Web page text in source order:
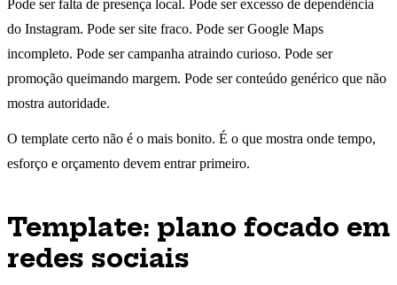
Pode ser falta de presença local. Pode ser excesso de dependência
do Instagram. Pode ser site fraco. Pode ser Google Maps
incompleto. Pode ser campanha atraindo curioso. Pode ser
promoção queimando margem. Pode ser conteúdo genérico que não
mostra autoridade.
O template certo não é o mais bonito. É o que mostra onde tempo,
esforço e orçamento devem entrar primeiro.
Template: plano focado em
redes sociais